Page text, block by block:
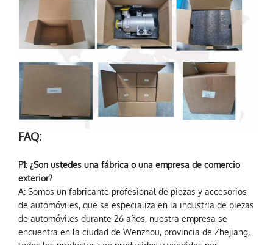
FAQ:
P1: ¿Son ustedes una fábrica o una empresa de comercio
exterior?
A: Somos un fabricante profesional de piezas y accesorios
de automóviles, que se especializa en la industria de piezas
de automóviles durante 26 años, nuestra empresa se
encuentra en la ciudad de Wenzhou, provincia de Zhejiang,